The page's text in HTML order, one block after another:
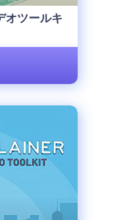
オツールキ